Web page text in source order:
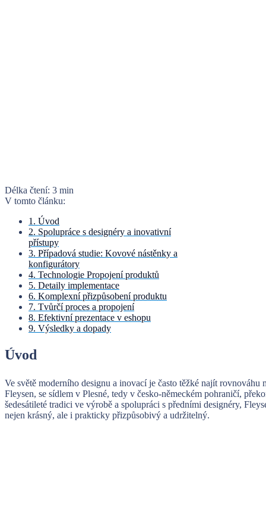
Délka čtení: 3 min
V tomto článku:
1. Úvod
2. Spolupráce s designéry a inovativní
přístupy
3. Případová studie: Kovové nástěnky a
konfigurátory
4. Technologie Propojení produktů
5. Detaily implementace
6. Komplexní přizpůsobení produktu
7. Tvůrčí proces a propojení
8. Efektivní prezentace v eshopu
9. Výsledky a dopady
Úvod
Ve světě moderního designu a inovací je často těžké najít
Fleysen, se sídlem v Plesné, tedy v česko-německém pohraničí,
šedesátileté tradici ve výrobě a spolupráci s předními designéry,
nejen krásný, ale i prakticky přizpůsobivý a udržitelný.